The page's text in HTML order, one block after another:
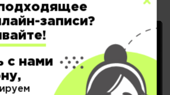
нужную услугу:
СТРИЖКИ
записи?
с нами